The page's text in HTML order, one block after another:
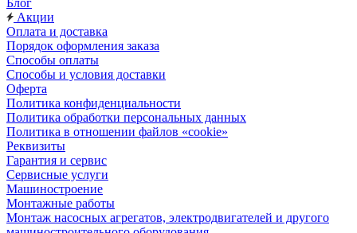
Блог
Акции
Оплата и доставка
Порядок оформления заказа
Способы оплаты
Способы и условия доставки
Оферта
Политика конфиденциальности
Политика обработки персональных данных
Политика в отношении файлов «cookie»
Реквизиты
Гарантия и сервис
Сервисные услуги
Машиностроение
Монтажные работы
Монтаж насосных агрегатов, электродвигателей и другого